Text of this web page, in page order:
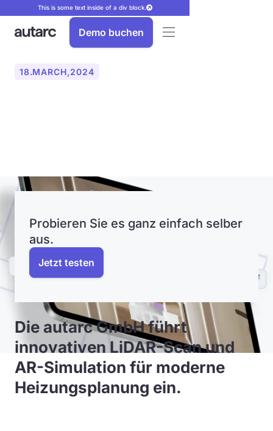
This is some text inside of a div block.
Demo buchen
18.MARCH,2024
Probieren Sie es ganz einfach selber
aus.
Jetzt testen
Die autarc GmbH führt
innovativen LiDAR-Scan und
AR-Simulation für moderne
Heizungsplanung ein.